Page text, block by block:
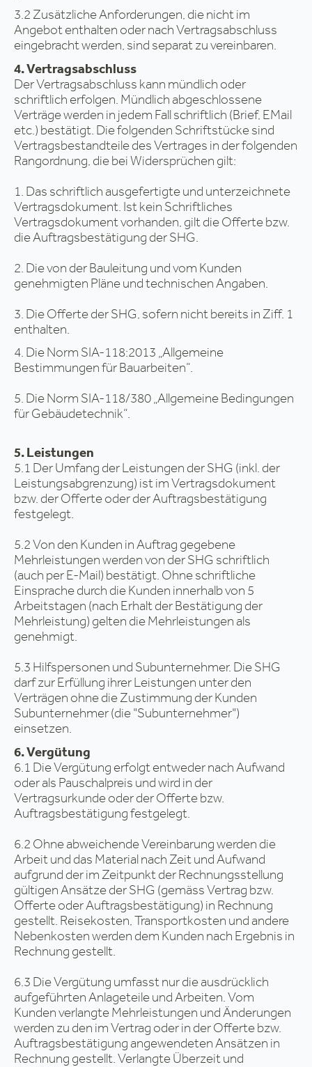
3.2 Zusätzliche Anforderungen, die nicht im
Angebot enthalten oder nach Vertragsabschluss
eingebracht werden, sind separat zu vereinbaren.
4. Vertragsabschluss
Der Vertragsabschluss kann mündlich oder
schriftlich erfolgen. Mündlich abgeschlossene
Verträge werden in jedem Fall schriftlich (Brief, EMail
etc.) bestätigt. Die folgenden Schriftstücke sind
Vertragsbestandteile des Vertrages in der folgenden
Rangordnung, die bei Widersprüchen gilt:
1. Das schriftlich ausgefertigte und unterzeichnete
Vertragsdokument. Ist kein Schriftliches
Vertragsdokument vorhanden, gilt die Offerte bzw.
die Auftragsbestätigung der SHG.
2. Die von der Bauleitung und vom Kunden
genehmigten Pläne und technischen Angaben.
3. Die Offerte der SHG, sofern nicht bereits in Ziff. 1
enthalten.
4. Die Norm SIA-118:2013 „Allgemeine
Bestimmungen für Bauarbeiten“.
5. Die Norm SIA-118/380 „Allgemeine Bedingungen
für Gebäudetechnik“.
5. Leistungen
5.1 Der Umfang der Leistungen der SHG (inkl. der
Leistungsabgrenzung) ist im Vertragsdokument
bzw. der Offerte oder der Auftragsbestätigung
festgelegt.
5.2 Von den Kunden in Auftrag gegebene
Mehrleistungen werden von der SHG schriftlich
(auch per E-Mail) bestätigt. Ohne schriftliche
Einsprache durch die Kunden innerhalb von 5
Arbeitstagen (nach Erhalt der Bestätigung der
Mehrleistung) gelten die Mehrleistungen als
genehmigt.
5.3 Hilfspersonen und Subunternehmer. Die SHG
darf zur Erfüllung ihrer Leistungen unter den
Verträgen ohne die Zustimmung der Kunden
Subunternehmer (die "Subunternehmer")
einsetzen.
6. Vergütung
6.1 Die Vergütung erfolgt entweder nach Aufwand
oder als Pauschalpreis und wird in der
Vertragsurkunde oder der Offerte bzw.
Auftragsbestätigung festgelegt.
6.2 Ohne abweichende Vereinbarung werden die
Arbeit und das Material nach Zeit und Aufwand
aufgrund der im Zeitpunkt der Rechnungsstellung
gültigen Ansätze der SHG (gemäss Vertrag bzw.
Offerte oder Auftragsbestätigung) in Rechnung
gestellt. Reisekosten, Transportkosten und andere
Nebenkosten werden dem Kunden nach Ergebnis in
Rechnung gestellt.
6.3 Die Vergütung umfasst nur die ausdrücklich
aufgeführten Anlageteile und Arbeiten. Vom
Kunden verlangte Mehrleistungen und Änderungen
werden zu den im Vertrag oder in der Offerte bzw.
Auftragsbestätigung angewendeten Ansätzen in
Rechnung gestellt. Verlangte Überzeit und